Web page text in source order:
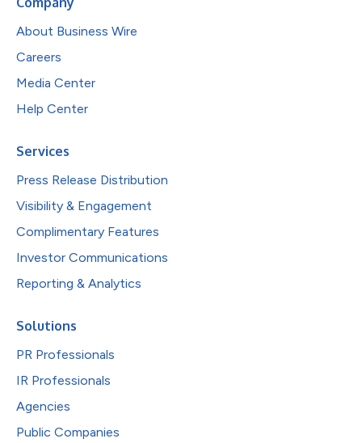
About Business Wire
Careers
Media Center
Help Center
Services
Press Release Distribution
Visibility & Engagement
Complimentary Features
Investor Communications
Reporting & Analytics
Solutions
PR Professionals
IR Professionals
Agencies
Public Companies